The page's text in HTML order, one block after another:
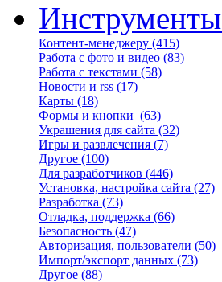
Инструменты
Контент-менеджеру (415)
Работа с фото и видео (83)
Работа с текстами (58)
Новости и rss (17)
Карты (18)
Формы и кнопки (63)
Украшения для сайта (32)
Игры и развлечения (7)
Другое (100)
Для разработчиков (446)
Установка, настройка сайта (27)
Разработка (73)
Отладка, поддержка (66)
Безопасность (47)
Авторизация, пользователи (50)
Импорт/экспорт данных (73)
Другое (88)